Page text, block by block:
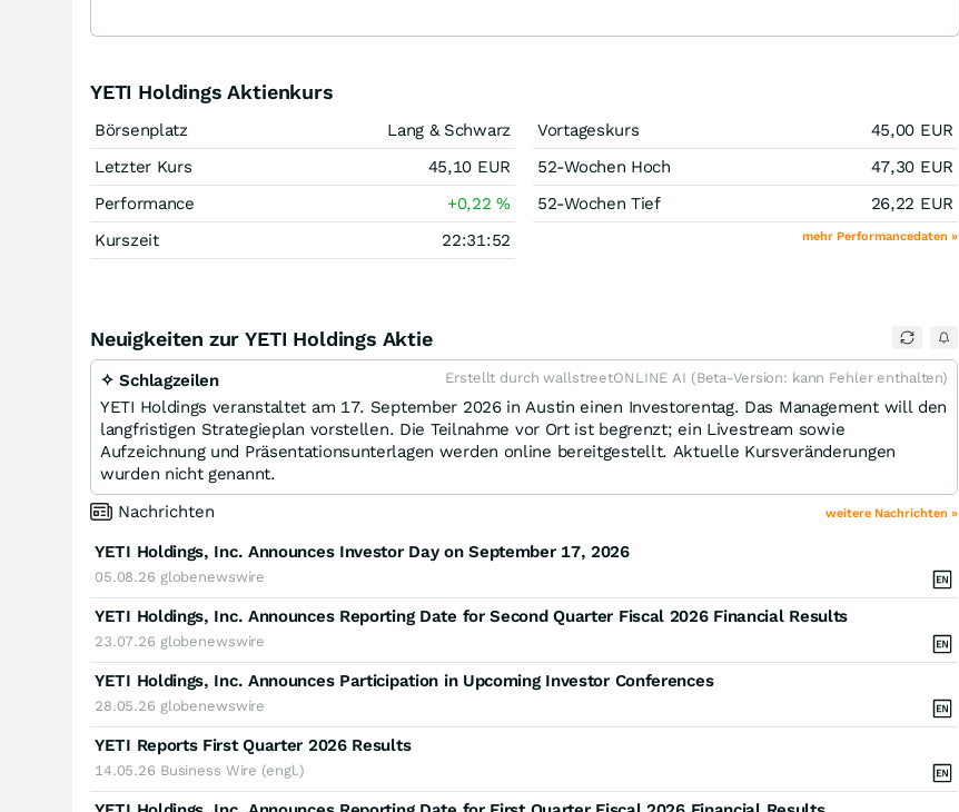
YETI Holdings Aktienkurs
Börsenplatz
Lang & Schwarz
Letzter Kurs
45,10 EUR
Performance
+0,22%
Kurszeit
22:31:52
Vortageskurs 45,00 EUR
52-Wochen Hoch
47,30 EUR
52-Wochen Tief
26,22 EUR
mehr Performancedaten »
Neuigkeiten zur YETI Holdings Aktie
✧ Schlagzeilen Erstellt durch wallstreetONLINE AI (Beta-Version: kann Fehler enthalten)
YETI Holdings veranstaltet am 17. September 2026 in Austin einen Investorentag. Das Management will den
langfristigen Strategieplan vorstellen. Die Teilnahme vor Ort ist begrenzt; ein Livestream sowie
Aufzeichnung und Präsentationsunterlagen werden online bereitgestellt. Aktuelle Kursveränderungen
wurden nicht genannt.
Nachrichten
weitere Nachrichten »
YETI Holdings, Inc. Announces Investor Day on September 17, 2026
05.08.26 globenewswire
YETI Holdings, Inc. Announces Reporting Date for Second Quarter Fiscal 2026 Financial Results
23.07.26 globenewswire
YETI Holdings, Inc. Announces Participation in Upcoming Investor Conferences
28.05.26 globenewswire
YETI Reports First Quarter 2026 Results
14.05.26 Business Wire (engl.)